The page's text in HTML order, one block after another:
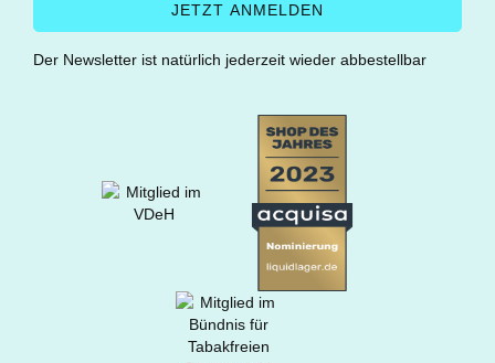
Der Newsletter ist natürlich jederzeit wieder abbestellbar